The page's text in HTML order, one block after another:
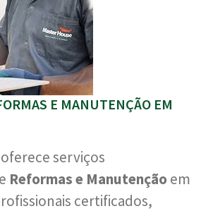
E MANUTENÇÃO EM
oferece serviços
Reformas e Manutenção em
certificados,